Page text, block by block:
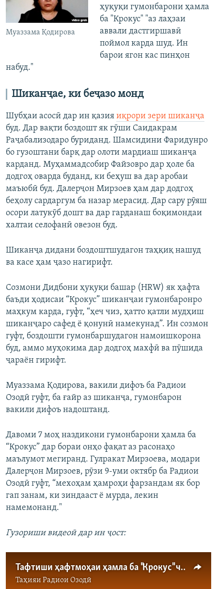
Муаззама Қодирова
ҳуқуқи гумонбарони ҳамла
ба "Крокус" "аз лаҳзаи
аввали дастгиршавӣ
поймол карда шуд. Ин
барои ягон кас пинҳон
набуд."
Шиканҷае, ки беҷазо монд
Шубҳаи асосӣ дар ин қазия иқрори зери шиканҷа
буд. Дар вақти боздошт як гӯши Саидакрам
Раҷабализодаро буриданд. Шамсидини Фаридунро
бо гузоштани барқ дар олоти мардиаш шиканҷа
карданд. Муҳаммадсобир Файзовро дар ҳоле ба
додгоҳ оварда буданд, ки беҳуш ва дар аробаи
маъюбӣ буд. Далерҷон Мирзоев ҳам дар додгоҳ
беҳолу сардаргум ба назар мерасид. Дар сару рӯяш
осори латукӯб дошт ва дар гарданаш боқимондаи
халтаи селофанӣ овезон буд.
Шиканҷа дидани боздоштшудагон таҳқиқ нашуд
ва касе ҳам ҷазо нагирифт.
Созмони Дидбони ҳуқуқи башар (HRW) як ҳафта
баъди ҳодисаи “Крокус” шиканҷаи гумонбаронро
маҳкум карда, гуфт, “ҳеч чиз, ҳатто қатли мудҳиш
шиканҷаро сафед ё қонунӣ намекунад”. Ин созмон
гуфт, боздошти гумонбаршудагон намоишкорона
буд, аммо муҳокима дар додгоҳ махфӣ ва пӯшида
ҷараён гирифт.
Муаззама Қодирова, вакили дифоъ ба Радиои
Озодӣ гуфт, ба ғайр аз шиканҷа, гумонбарон
вакили дифоъ надоштанд.
Давоми 7 моҳ наздикони гумонбарони ҳамла ба
“Крокус” дар бораи онҳо фақат аз расонаҳо
маълумот мегиранд. Гулракат Мирзоева, модари
Далерҷон Мирзоев, рӯзи 9-уми октябр ба Радиои
Озодӣ гуфт, “мехоҳам ҳамроҳи фарзандам як бор
гап занам, ки зиндааст ё мурда, лекин
намемонанд."
Гузориши видеоӣ дар ин ҷост:
Тафтиши ҳафтмоҳаи ҳамла ба "Крокус" чиҳоро рӯшан кард?
Таҳияи Радиои Озодӣ